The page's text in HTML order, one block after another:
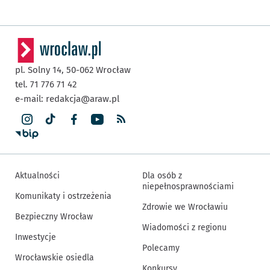
pl. Solny 14, 50-062 Wrocław
tel. 71 776 71 42
e-mail: redakcja@araw.pl
Aktualności
Komunikaty i ostrzeżenia
Bezpieczny Wrocław
Inwestycje
Wrocławskie osiedla
Dla osób z
niepełnosprawnościami
Zdrowie we Wrocławiu
Wiadomości z regionu
Polecamy